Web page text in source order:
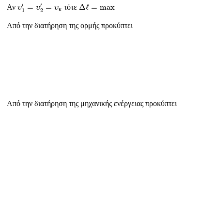
Αν υ′
1 = υ′
2 = υκ
υ1 2′= τότε Δℓ = max
Δ ℓ=
Από την διατήρηση της ορμής προκύπτει
Από την διατήρηση της μηχανικής ενέργειας προκύπτει